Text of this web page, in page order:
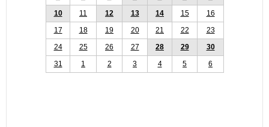
10
11 12 13 14 15
16
17
18 19 20 21 22
23
24
25 26 27 28 29
30
31
1 2 3 4 5 6